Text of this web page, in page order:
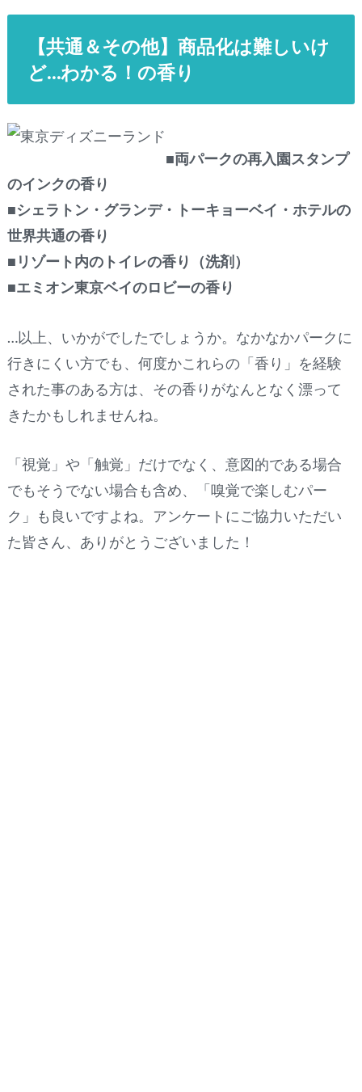
【共通＆その他】商品化は難しいけ
ど…わかる！の香り
■両パークの再入園スタンプ
のインクの香り
■シェラトン・グランデ・トーキョーベイ・ホテルの
世界共通の香り
■リゾート内のトイレの香り（洗剤）
■エミオン東京ベイのロビーの香り
…以上、いかがでしたでしょうか。なかなかパークに
行きにくい方でも、何度かこれらの「香り」を経験
された事のある方は、その香りがなんとなく漂って
きたかもしれませんね。
「視覚」や「触覚」だけでなく、意図的である場合
でもそうでない場合も含め、「嗅覚で楽しむパー
ク」も良いですよね。アンケートにご協力いただい
た皆さん、ありがとうございました！